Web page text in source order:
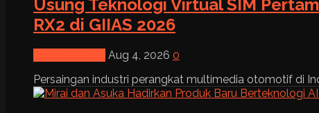
Usung Teknologi Virtual SIM
RX2 di GIIAS 2026
Aug 4, 2026 0
Persaingan industri perangkat multimedia otomotif di